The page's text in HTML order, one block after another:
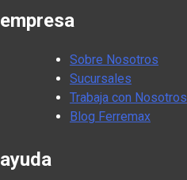
empresa
Sobre Nosotros
Sucursales
Trabaja con Nosotros
Blog Ferremax
ayuda